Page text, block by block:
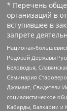
* Перечень
организаций в
вступившее в
запрете
Национал-
Родовой Державы
Беловодья,
Семинария
Джамаат, Свидетели
социалистическое
Кабарды, Балкарии и